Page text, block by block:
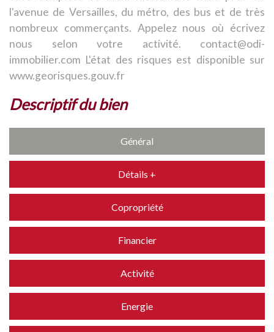
l'avenue de Versailles, du métro, des bus et de très
nombreux commerçants. Appelez nous où écrivez
nous selon votre activité. contact@odi-
immobilier.com L'état des risques est disponible sur
www.georisques.gouv.fr
descriptif du bien
Général
Détails +
Copropriété
Financier
Activité
Energie